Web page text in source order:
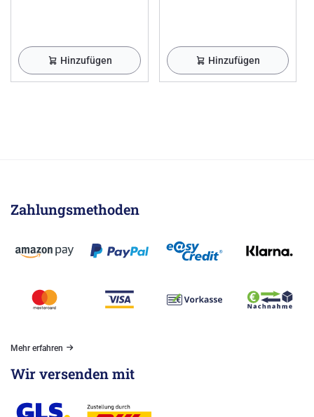
Hinzufügen Hinzufügen
Zahlungsmethoden
Mehr erfahren
Wir versenden mit